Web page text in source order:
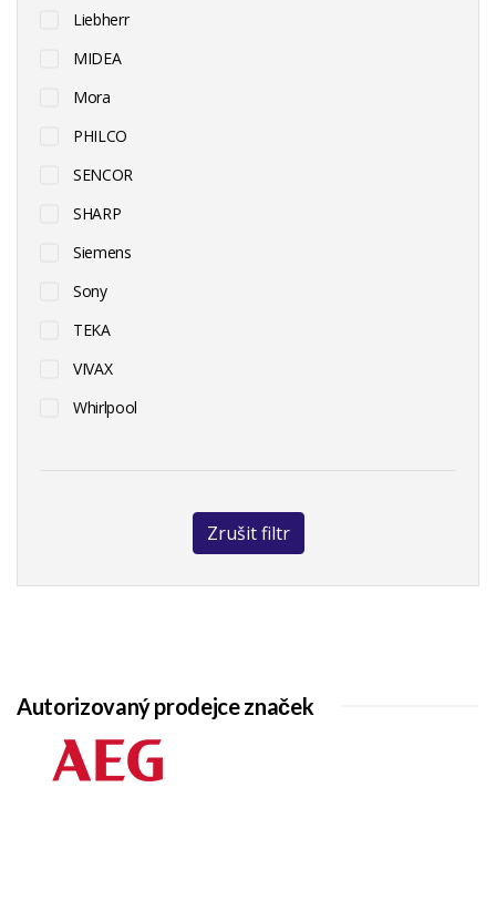
Liebherr
MIDEA
Mora
PHILCO
SENCOR
SHARP
Siemens
Sony
TEKA
VIVAX
Whirlpool
Zrušit filtr
Autorizovaný prodejce značek